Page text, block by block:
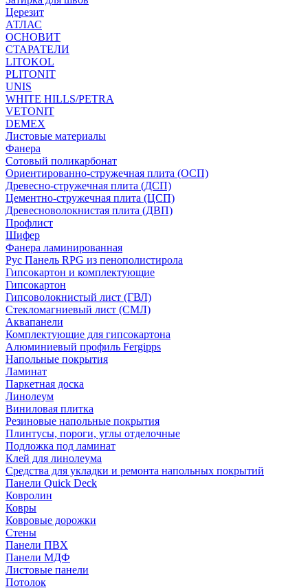
Церезит
АТЛАС
ОСНОВИТ
СТАРАТЕЛИ
LITOKOL
PLITONIT
UNIS
WHITE HILLS/PETRA
VETONIT
DEMEX
Листовые материалы
Фанера
Сотовый поликарбонат
Ориентированно-стружечная плита (ОСП)
Древесно-стружечная плита (ДСП)
Цементно-стружечная плита (ЦСП)
Древесноволокнистая плита (ДВП)
Профлист
Шифер
Фанера ламинированная
Рус Панель RPG из пенополистирола
Гипсокартон и комплектующие
Гипсокартон
Гипсоволокнистый лист (ГВЛ)
Стекломагниевый лист (СМЛ)
Аквапанели
Комплектующие для гипсокартона
Алюминиевый профиль Fergipps
Напольные покрытия
Ламинат
Паркетная доска
Линолеум
Виниловая плитка
Резиновые напольные покрытия
Плинтусы, пороги, углы отделочные
Подложка под ламинат
Клей для линолеума
Средства для укладки и ремонта напольных покрытий
Панели Quick Deck
Ковролин
Ковры
Ковровые дорожки
Стены
Панели ПВХ
Панели МДФ
Листовые панели
Потолок